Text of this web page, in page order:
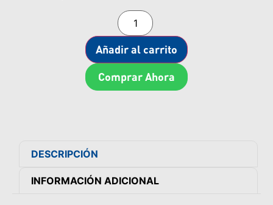
Añadir al carrito
Comprar Ahora
DESCRIPCIÓN
INFORMACIÓN ADICIONAL